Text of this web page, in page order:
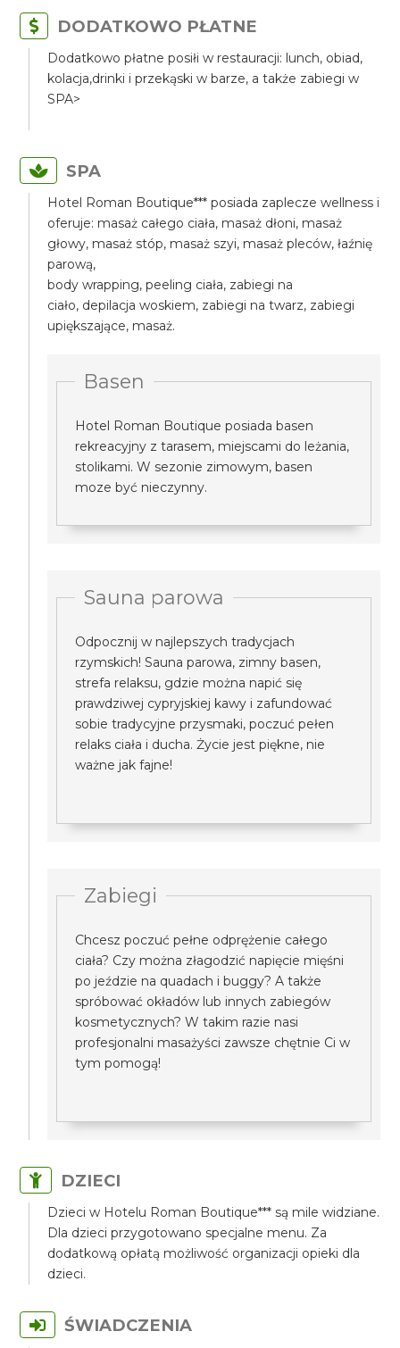
DODATKOWO PŁATNE
Dodatkowo płatne posiłi w restauracji: lunch, obiad,
kolacja,drinki i przekąski w barze, a także zabiegi w
SPA>
SPA
Hotel Roman Boutique*** posiada zaplecze wellness i
oferuje: masaż całego ciała, masaż dłoni, masaż
głowy, masaż stóp, masaż szyi, masaż pleców, łaźnię
parową,
body wrapping, peeling ciała, zabiegi na
ciało, depilacja woskiem, zabiegi na twarz, zabiegi
upiększające, masaż.
Basen
Hotel Roman Boutique posiada basen
rekreacyjny z tarasem, miejscami do leżania,
stolikami. W sezonie zimowym, basen
moze być nieczynny.
Sauna parowa
Odpocznij w najlepszych tradycjach
rzymskich! Sauna parowa, zimny basen,
strefa relaksu, gdzie można napić się
prawdziwej cypryjskiej kawy i zafundować
sobie tradycyjne przysmaki, poczuć pełen
relaks ciała i ducha. Życie jest piękne, nie
ważne jak fajne!
Zabiegi
Chcesz poczuć pełne odprężenie całego
ciała? Czy można złagodzić napięcie mięśni
po jeździe na quadach i buggy? A także
spróbować okładów lub innych zabiegów
kosmetycznych? W takim razie nasi
profesjonalni masażyści zawsze chętnie Ci w
tym pomogą!
DZIECI
Dzieci w Hotelu Roman Boutique*** są mile widziane.
Dla dzieci przygotowano specjalne menu. Za
dodatkową opłatą możliwość organizacji opieki dla
dzieci.
ŚWIADCZENIA